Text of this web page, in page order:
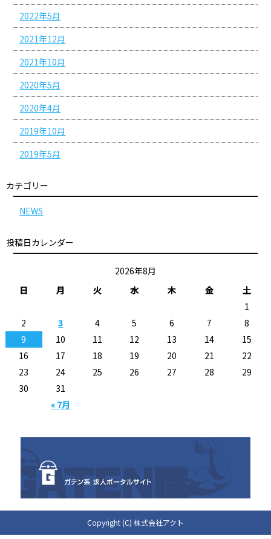
2022年5月
2021年12月
2021年10月
2020年5月
2020年4月
2019年10月
2019年5月
カテゴリー
NEWS
投稿日カレンダー
2026年8月
日
月 火 水 木 金 土
« 7月
1
2
3 4 5 6 7
8
9
10 11 12 13 14
15
16
17 18 19 20 21
22
23
24 25 26 27 28
29
30
31
Copyright (C) 株式会社アクト